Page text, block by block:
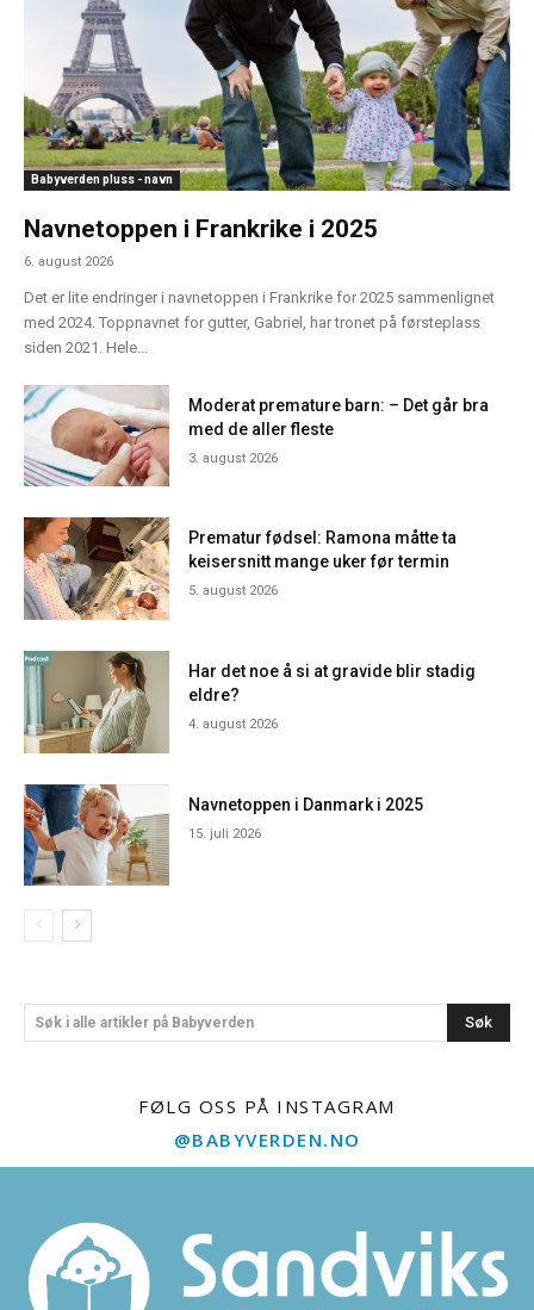
Babyverden pluss - navn
Navnetoppen i Frankrike i 2025
6. august 2026
Det er lite endringer i navnetoppen i Frankrike for 2025 sammenlignet
med 2024. Toppnavnet for gutter, Gabriel, har tronet på førsteplass
siden 2021. Hele...
Moderat premature barn: – Det går bra
med de aller fleste
3. august 2026
Prematur fødsel: Ramona måtte ta
keisersnitt mange uker før termin
5. august 2026
Har det noe å si at gravide blir stadig
eldre?
4. august 2026
Navnetoppen i Danmark i 2025
15. juli 2026
Søk i alle artikler på Babyverden Søk
FØLG OSS PÅ INSTAGRAM
@BABYVERDEN.NO